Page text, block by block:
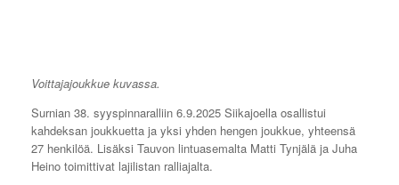
Voittajajoukkue kuvassa.
Surnian 38. syyspinnaralliin 6.9.2025 Siikajoella osallistui
kahdeksan joukkuetta ja yksi yhden hengen joukkue, yhteensä
27 henkilöä. Lisäksi Tauvon lintuasemalta Matti Tynjälä ja Juha
Heino toimittivat lajilistan ralliajalta.